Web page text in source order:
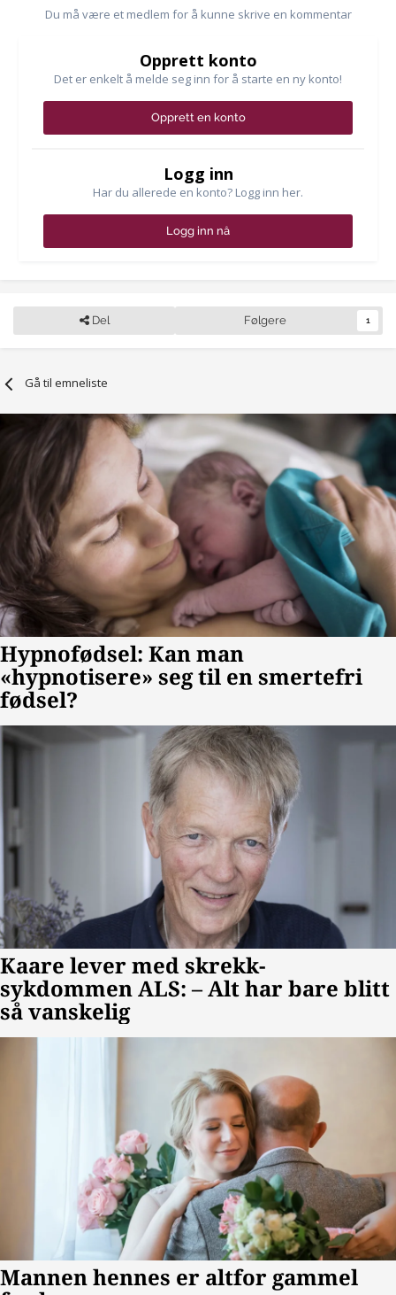
Du må være et medlem for å kunne skrive en kommentar
Opprett konto
Det er enkelt å melde seg inn for å starte en ny konto!
Opprett en konto
Logg inn
Har du allerede en konto? Logg inn her.
Logg inn nå
Del Følgere 1
Gå til emneliste